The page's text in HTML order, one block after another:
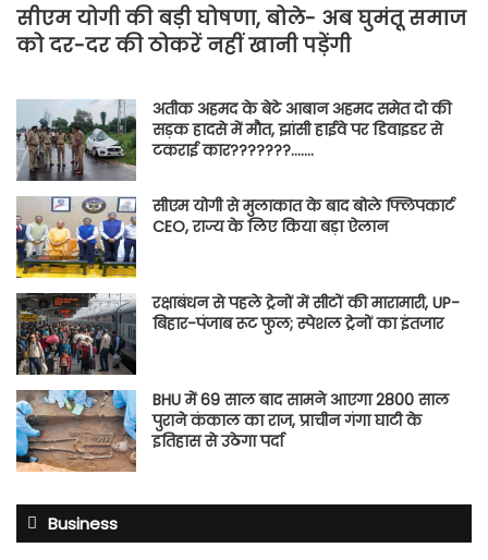
सीएम योगी की बड़ी घोषणा, बोले- अब घुमंतू समाज
को दर-दर की ठोकरें नहीं खानी पड़ेंगी
अतीक अहमद के बेटे आबान अहमद समेत दो की
सड़क हादसे में मौत, झांसी हाईवे पर डिवाइडर से
टकराई कार???????…….
सीएम योगी से मुलाकात के बाद बोले फ्लिपकार्ट
CEO, राज्य के लिए किया बड़ा ऐलान
रक्षाबंधन से पहले ट्रेनों में सीटों की मारामारी, UP-
बिहार-पंजाब रूट फुल; स्पेशल ट्रेनों का इंतजार
BHU में 69 साल बाद सामने आएगा 2800 साल
पुराने कंकाल का राज, प्राचीन गंगा घाटी के
इतिहास से उठेगा पर्दा
Business